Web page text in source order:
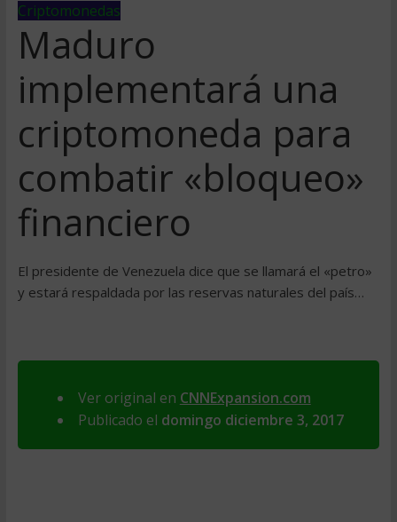
Criptomonedas
Maduro
implementará una
criptomoneda para
combatir «bloqueo»
financiero
El presidente de Venezuela dice que se llamará el «petro»
y estará respaldada por las reservas naturales del país…
Ver original en CNNExpansion.com
Publicado el domingo diciembre 3, 2017